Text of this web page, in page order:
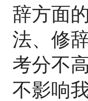
辞方面
法、修
考分不
不影响